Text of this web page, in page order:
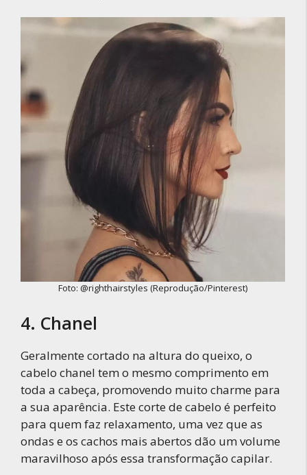
Foto: @righthairstyles (Reprodução/Pinterest)
4. Chanel
Geralmente cortado na altura do queixo, o
cabelo chanel tem o mesmo comprimento em
toda a cabeça, promovendo muito charme para
a sua aparência. Este corte de cabelo é perfeito
para quem faz relaxamento, uma vez que as
ondas e os cachos mais abertos dão um volume
maravilhoso após essa transformação capilar.